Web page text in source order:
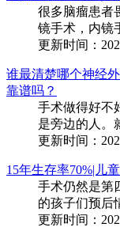
很多脑瘤患者
镜手术，内镜
更新时间：
谁最清楚哪个神经
靠谱吗？
手术做得好不
是旁边的人。
更新时间：
15年生存率70%|儿
手术仍然是第
的孩子们预后
更新时间：